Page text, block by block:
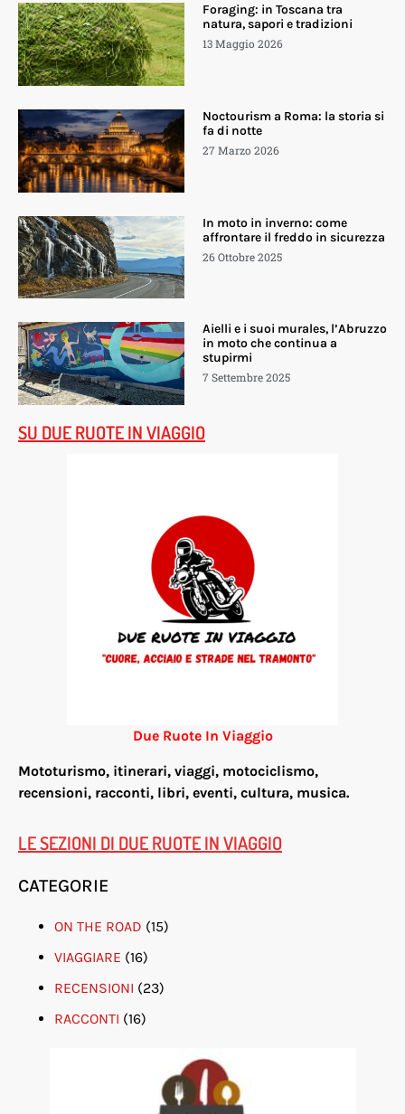
Foraging: in Toscana tra
natura, sapori e tradizioni
13 Maggio 2026
Noctourism a Roma: la storia si
fa di notte
27 Marzo 2026
In moto in inverno: come
affrontare il freddo in sicurezza
26 Ottobre 2025
Aielli e i suoi murales, l’Abruzzo
in moto che continua a
stupirmi
7 Settembre 2025
SU DUE RUOTE IN VIAGGIO
Due Ruote In Viaggio
Mototurismo, itinerari, viaggi, motociclismo,
recensioni, racconti, libri, eventi, cultura, musica.
LE SEZIONI DI DUE RUOTE IN VIAGGIO
CATEGORIE
ON THE ROAD (15)
VIAGGIARE (16)
RECENSIONI (23)
RACCONTI (16)